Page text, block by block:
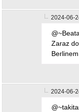
2024-06-
Zaraz
Berlinem
2024-06-